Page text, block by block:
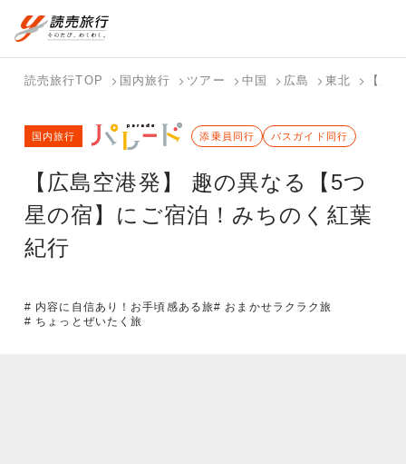
国内旅行トップ
バスツアー
を探す
個人旅行
（ブーケ）を探す
ら探す
テーマから写真から探
海外旅行トップ
海外特集か
ら探す
テーマから
探す
す
読売旅行TOP 国内旅行 ツアー 中国 広島 東北 【広
【広島空港発】 趣の異なる【5つ
星の宿】にご宿泊！みちのく紅葉
紀行
国内旅行 添乗員同行 バスガイド同行
# 内容に自信あり！お手頃感ある旅# おまかせラクラク旅
# ちょっとぜいたく旅